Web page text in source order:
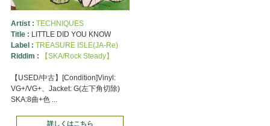
Artist : TECHNIQUES
Title : LITTLE DID YOU KNOW
Label : TREASURE ISLE(JA-Re)
Riddim :
【SKA/Rock Steady】
【USED/中古】[Condition]Vinyl:
VG+/VG+、Jacket: G(左下角切除)
SKA:8曲+色 ...
詳しくはこちら